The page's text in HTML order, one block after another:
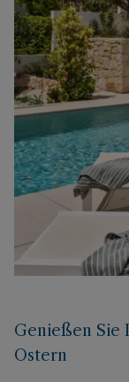
Genießen Sie
Ostern